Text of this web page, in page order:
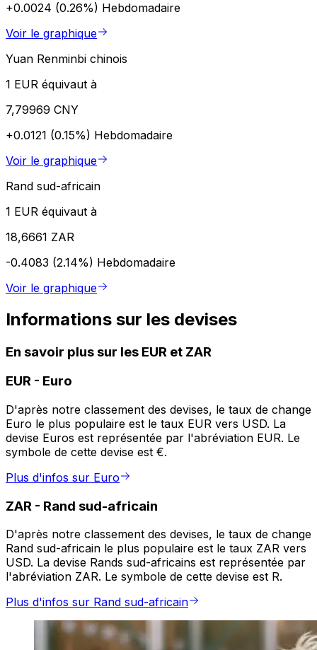
+0.0024 (0.26%) Hebdomadaire
Voir le graphique
Yuan Renminbi chinois
1 EUR équivaut à
7,79969 CNY
+0.0121 (0.15%) Hebdomadaire
Voir le graphique
Rand sud-africain
1 EUR équivaut à
18,6661 ZAR
-0.4083 (2.14%) Hebdomadaire
Voir le graphique
Informations sur les devises
En savoir plus sur les EUR et ZAR
EUR - Euro
D'après notre classement des devises, le taux de change
Euro le plus populaire est le taux EUR vers USD. La
devise Euros est représentée par l'abréviation EUR. Le
symbole de cette devise est €.
Plus d'infos sur Euro
ZAR - Rand sud-africain
D'après notre classement des devises, le taux de change
Rand sud-africain le plus populaire est le taux ZAR vers
USD. La devise Rands sud-africains est représentée par
l'abréviation ZAR. Le symbole de cette devise est R.
Plus d'infos sur Rand sud-africain